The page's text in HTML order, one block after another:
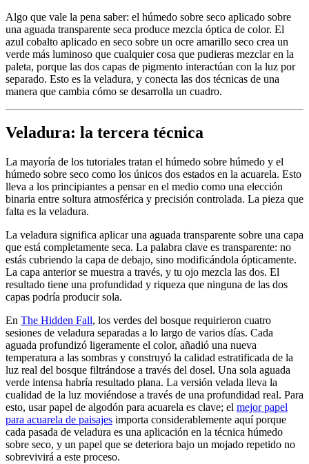
Algo que vale la pena saber: el húmedo sobre seco aplicado sobre
una aguada transparente seca produce mezcla óptica de color. El
azul cobalto aplicado en seco sobre un ocre amarillo seco crea un
verde más luminoso que cualquier cosa que pudieras mezclar en la
paleta, porque las dos capas de pigmento interactúan con la luz por
separado. Esto es la veladura, y conecta las dos técnicas de una
manera que cambia cómo se desarrolla un cuadro.
Veladura: la tercera técnica
La mayoría de los tutoriales tratan el húmedo sobre húmedo y el
húmedo sobre seco como los únicos dos estados en la acuarela. Esto
lleva a los principiantes a pensar en el medio como una elección
binaria entre soltura atmosférica y precisión controlada. La pieza que
falta es la veladura.
La veladura significa aplicar una aguada transparente sobre una capa
que está completamente seca. La palabra clave es transparente: no
estás cubriendo la capa de debajo, sino modificándola ópticamente.
La capa anterior se muestra a través, y tu ojo mezcla las dos. El
resultado tiene una profundidad y riqueza que ninguna de las dos
capas podría producir sola.
En The Hidden Fall, los verdes del bosque requirieron cuatro
sesiones de veladura separadas a lo largo de varios días. Cada
aguada profundizó ligeramente el color, añadió una nueva
temperatura a las sombras y construyó la calidad estratificada de la
luz real del bosque filtrándose a través del dosel. Una sola aguada
verde intensa habría resultado plana. La versión velada lleva la
cualidad de la luz moviéndose a través de una profundidad real. Para
esto, usar papel de algodón para acuarela es clave; el mejor papel
para acuarela de paisajes importa considerablemente aquí porque
cada pasada de veladura es una aplicación en la técnica húmedo
sobre seco, y un papel que se deteriora bajo un mojado repetido no
sobrevivirá a este proceso.